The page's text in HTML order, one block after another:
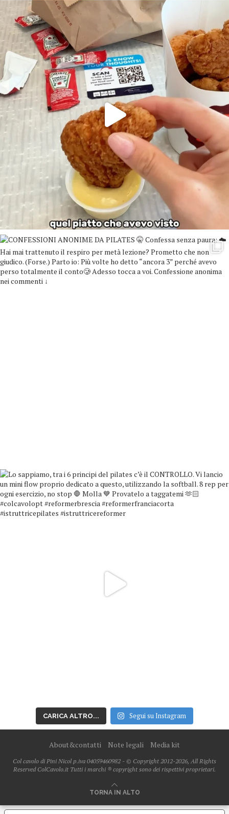
CARICA ALTRO... Segui su Instagram
About&contatti Note legali Media kit
Col cavolo di Pini Nicol p.iva 04059460982 - © Copyright 2012-2026, All Rights
Reserved ColCavolo.it Tutti i marchi ® copyright sono dei rispettivi proprietari.
TORNA IN ALTO